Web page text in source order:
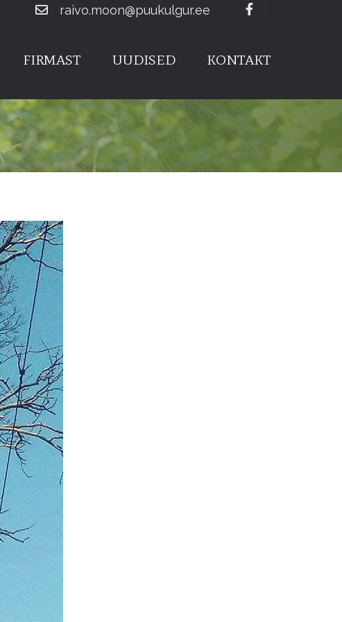
raivo.moon@puukulgur.ee Facebook
FIRMAST UUDISED KONTAKT